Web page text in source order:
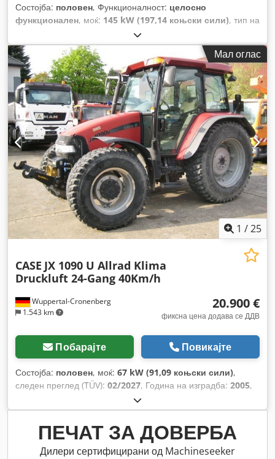
Состојба: половен, Функционалност: целосно
функционален, моќ: 145 kW (197,14 коњски сили), тип на
, работна тежина:
Година на изградба:2000, работни часови:8.000 h,
Опрема:кабина, клима уред, централизирана система
за подмачкување,
Мал оглас
1 /25
Wuppertal-Cronenberg
1.543 km
CASE JX 1090 U Allrad Klima
Druckluft 24-Gang 40Km/h
20.900 €
фиксна цена додава се ДДВ
Побарајте Повикајте
Состојба: половен, моќ: 67 kW (91,09 коњски сили),
следен преглед (TÜV): 02/2027, Година на изградба: 2005,
, Опрема:
погон на сите тркала,
ПЕЧАТ ЗА ДОВЕРБА
Дилери сертифицирани од Machineseeker